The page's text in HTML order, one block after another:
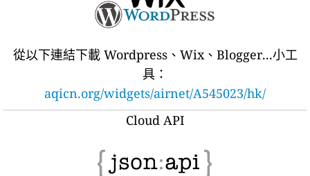
從以下連結下載 Wordpress、Wix、Blogger...小工
具：
aqicn.org/widgets/airnet/A545023/hk/
Cloud API